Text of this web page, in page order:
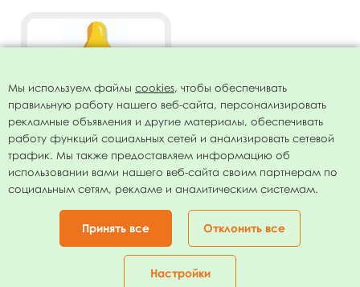
Корзина
Фигура Бутылочка "Это
Девочка" 31 см х 79 см
125.00руб.
В КОРЗИНУ
Мы используем файлы cookies, чтобы обеспечивать
правильную работу нашего веб-сайта, персонализировать
рекламные объявления и другие материалы, обеспечивать
работу функций социальных сетей и анализировать сетевой
трафик. Мы также предоставляем информацию об
использовании вами нашего веб-сайта своим партнерам по
социальным сетям, рекламе и аналитическим системам.
Принять все Отклонить все
Настройки